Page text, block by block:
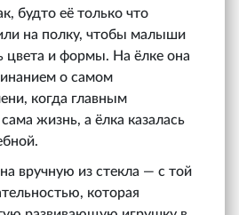
будто её только что
на полку, чтобы малыши
цвета и формы. На ёлке она
о самом
когда главным
жизнь, а ёлка казалась
вручную из стекла — с той
которая